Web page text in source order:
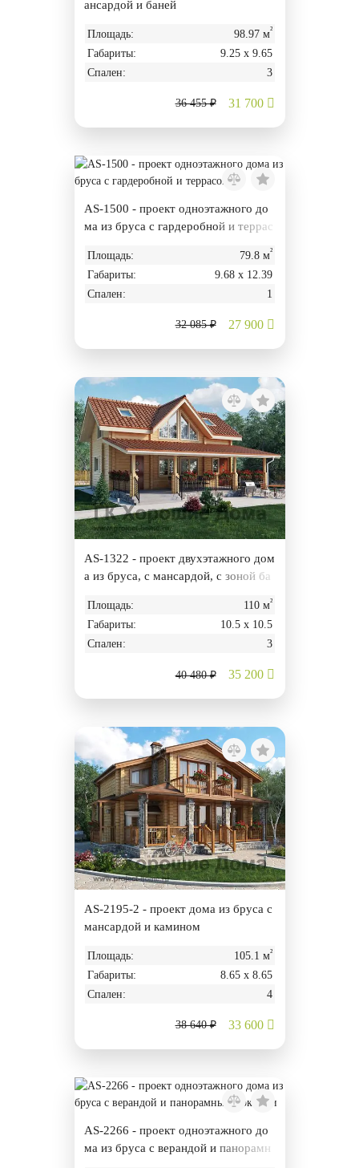
ансардой и баней
Площадь: 98.97 м²
Габариты:
9.25 х 9.65
Спален:
3
36 455 ₽ 31 700
AS-1500 - проект одноэтажного до
ма из бруса с гардеробной и террас
Площадь: 79.8 м²
Габариты:
9.68 х 12.39
Спален:
1
32 085 ₽ 27 900
AS-1322 - проект двухэтажного дом
а из бруса, с мансардой, с зоной ба
ьцом, с террасой, с камином, 110 м²
Площадь: 110 м²
Габариты:
10.5 х 10.5
Спален:
3
40 480 ₽ 35 200
AS-2195-2 - проект дома из бруса с
мансардой и камином
Площадь: 105.1 м²
Габариты:
8.65 х 8.65
Спален:
4
38 640 ₽ 33 600
AS-2266 - проект одноэтажного до
ма из бруса с верандой и панорамн